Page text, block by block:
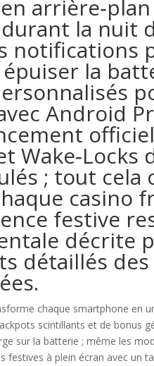
la nuit
notifications
la
Android
; tout
casino
festive
décrite
détaillés
chaque smartphone en
scintillants et de bonus
sur la batterie ; même les
festives à plein écran avec un